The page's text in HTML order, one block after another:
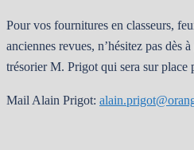
Pour vos fournitures en classeurs,
anciennes revues, n’hésitez pas dès
trésorier M. Prigot qui sera sur place
Mail Alain Prigot: